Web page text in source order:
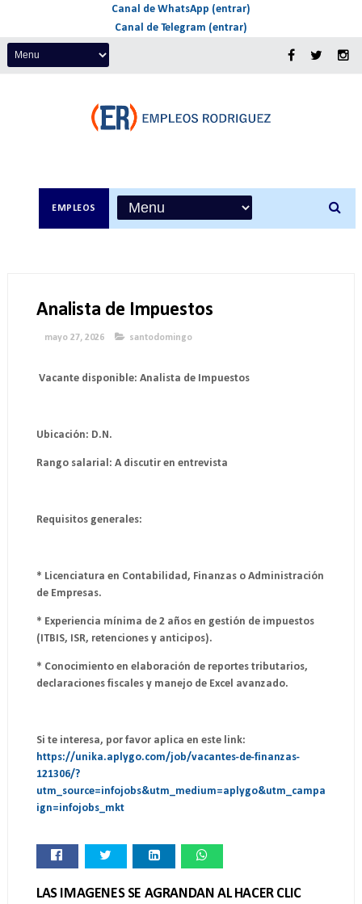
Canal de WhatsApp (entrar)
Canal de Telegram (entrar)
EMPLEOS
Analista de Impuestos
mayo 27, 2026 santodomingo
Vacante disponible: Analista de Impuestos
Ubicación: D.N.
Rango salarial: A discutir en entrevista
Requisitos generales:
* Licenciatura en Contabilidad, Finanzas o Administración
de Empresas.
* Experiencia mínima de 2 años en gestión de impuestos
(ITBIS, ISR, retenciones y anticipos).
* Conocimiento en elaboración de reportes tributarios,
declaraciones fiscales y manejo de Excel avanzado.
Si te interesa, por favor aplica en este link:
https://unika.aplygo.com/job/vacantes-de-finanzas-
121306/?
utm_source=infojobs&utm_medium=aplygo&utm_campa
ign=infojobs_mkt
LAS IMAGENES SE AGRANDAN AL HACER CLIC